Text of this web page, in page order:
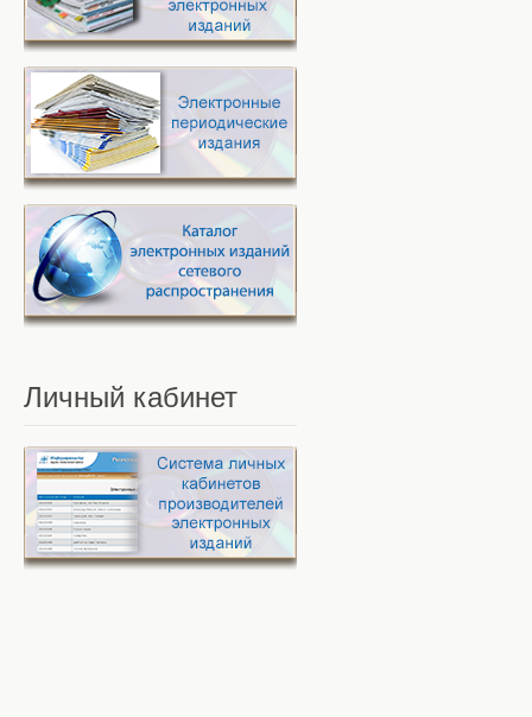
Личный кабинет